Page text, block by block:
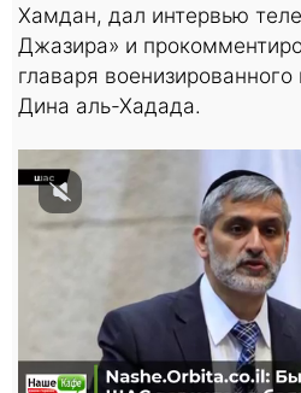
Хамдан, дал интервью
Джазира» и
главаря
Дина аль-Хадада.